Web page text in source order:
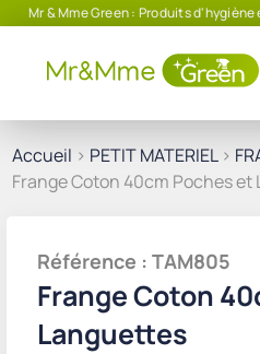
Mr & Mme Green : Produits
Accueil > PETIT MATERIEL>
Frange Coton 40cm Poches
Référence : TAM805
Frange Coton
Languettes